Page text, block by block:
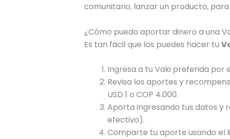
comunitario, lanzar un producto,
¿Cómo puedo aportar dinero a una
Es tan fácil que los puedes hacer tu
Ingresa a tu Vaki preferida por
Revisa los aportes y
USD 1 o COP 4.000.
Aporta ingresando tus datos y
efectivo).
Comparte tu aporte usando el